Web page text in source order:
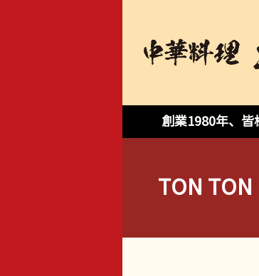
創業1980年、
TON